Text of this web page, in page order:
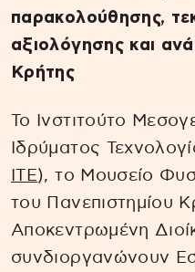
παρακολούθησης,
αξιολόγησης και
Κρήτης
Το Ινστιτούτο
Ιδρύματος
ΙΤΕ), το Μουσείο
του Πανεπιστημίου
Αποκεντρωμένη
συνδιοργανώνουν